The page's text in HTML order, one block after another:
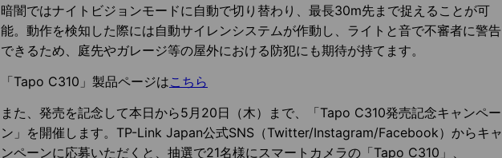
暗闇ではナイトビジョンモードに自動で切り替わり、最長30m先まで捉えることが可
能。動作を検知した際には自動サイレンシステムが作動し、ライトと音で不審者に警告
できるため、庭先やガレージ等の屋外における防犯にも期待が持てます。
「Tapo C310」製品ページはこちら
また、発売を記念して本日から5月20日（木）まで、「Tapo C310発売記念キャンペー
ン」を開催します。TP-Link Japan公式SNS（Twitter/Instagram/Facebook）からキャ
ンペーンに応募いただくと、抽選で21名様にスマートカメラの「Tapo C310」、